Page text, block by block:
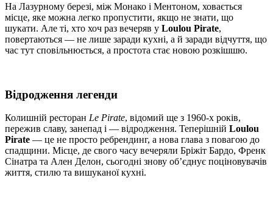
На Лазурному березі, між Монако і Ментоном, ховається
місце, яке можна легко пропустити, якщо не знати, що
шукати. Але ті, хто хоч раз вечеряв у Loulou Pirate,
повертаються — не лише заради кухні, а й заради відчуття, що
час тут сповільнюється, а простота стає новою розкішшю.
Відродження легенди
Колишній ресторан Le Pirate, відомий ще з 1960-х років,
пережив славу, занепад і — відродження. Теперішній Loulou
Pirate — це не просто ребрендинг, а нова глава з повагою до
спадщини. Місце, де свого часу вечеряли Бріжіт Бардо, Френк
Сінатра та Ален Делон, сьогодні знову об’єднує поціновувачів
життя, стилю та вишуканої кухні.